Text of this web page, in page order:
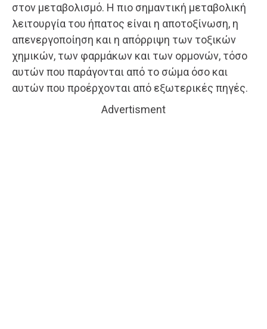
στον μεταβολισμό. Η πιο σημαντική μεταβολική
λειτουργία του ήπατος είναι η αποτοξίνωση, η
απενεργοποίηση και η απόρριψη των τοξικών
χημικών, των φαρμάκων και των ορμονών, τόσο
αυτών που παράγονται από το σώμα όσο και
αυτών που προέρχονται από εξωτερικές πηγές.
Advertisment